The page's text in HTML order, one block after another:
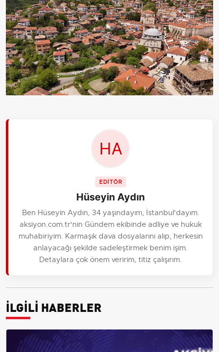
EDİTÖR
Hüseyin Aydın
Ben Hüseyin Aydın, 34 yaşındayım, İstanbul'dayım.
aksiyon.com.tr'nin Gündem ekibinde adliye ve hukuk
muhabiriyim. Karmaşık dava dosyalarını alıp, herkesin
anlayacağı şekilde sadeleştirmek benim işim.
Detaylara çok önem veririm, titiz çalışırım.
İLGİLİ HABERLER